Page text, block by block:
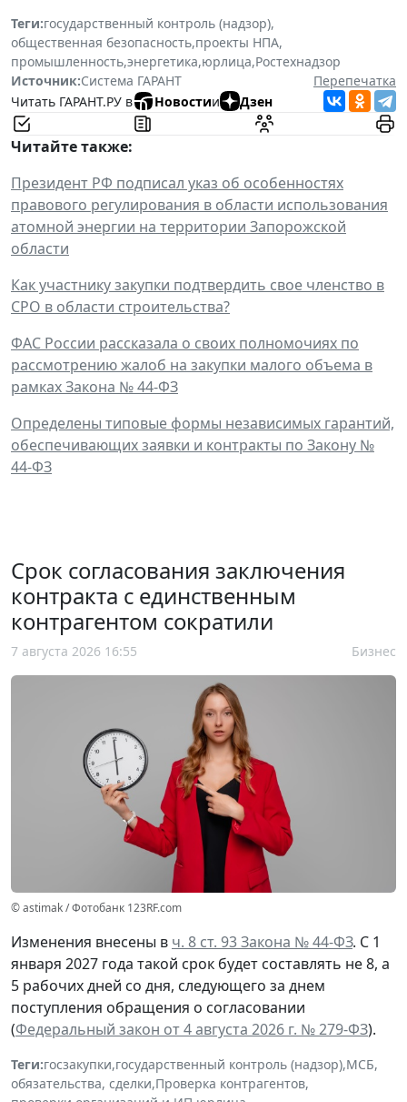
Теги:государственный контроль (надзор),
общественная безопасность,проекты НПА,
промышленность,энергетика,юрлица,Ростехнадзор
Источник:Система ГАРАНТ
Перепечатка
Читать ГАРАНТ.РУ в
Новостии Дзен
Читайте также:
Президент РФ подписал указ об особенностях
правового регулирования в области использования
атомной энергии на территории Запорожской
области
Как участнику закупки подтвердить свое членство в
СРО в области строительства?
ФАС России рассказала о своих полномочиях по
рассмотрению жалоб на закупки малого объема в
рамках Закона № 44-ФЗ
Определены типовые формы независимых гарантий,
обеспечивающих заявки и контракты по Закону №
44-ФЗ
Срок согласования заключения
контракта с единственным
контрагентом сократили
7 августа 2026 16:55 Бизнес
© astimak / Фотобанк 123RF.com
Изменения внесены в ч. 8 ст. 93 Закона № 44-ФЗ. С 1
января 2027 года такой срок будет составлять не 8, а
5 рабочих дней со дня, следующего за днем
поступления обращения о согласовании
(Федеральный закон от 4 августа 2026 г. № 279-ФЗ).
Теги:госзакупки,государственный контроль (надзор),МСБ,
обязательства, сделки,Проверка контрагентов,